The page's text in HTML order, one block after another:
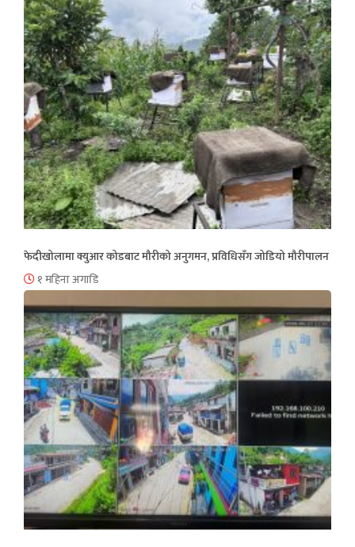
फेदीखोलामा क्युआर कोडबाट मौरीको अनुगमन, प्रविधिसँग जोडियो मौरीपालन
१ महिना अगाडि